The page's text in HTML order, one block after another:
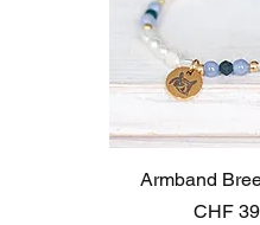
Armband
Preis
CHF